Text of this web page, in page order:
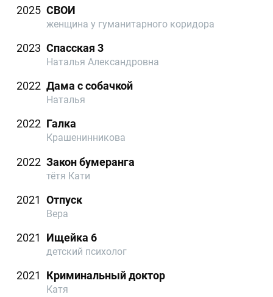
2025 СВОИ
женщина у гуманитарного коридора
2023 Спасская 3
Наталья Александровна
2022 Дама с собачкой
Наталья
2022 Галка
Крашенинникова
2022 Закон бумеранга
тётя Кати
2021 Отпуск
Вера
2021 Ищейка 6
детский психолог
2021 Криминальный доктор
Катя